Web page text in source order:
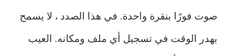
صوت فورًا بنقرة واحدة. في هذا الصدد ، لا يسمح
بهدر الوقت في تسجيل أي ملف ومكانه. العيب